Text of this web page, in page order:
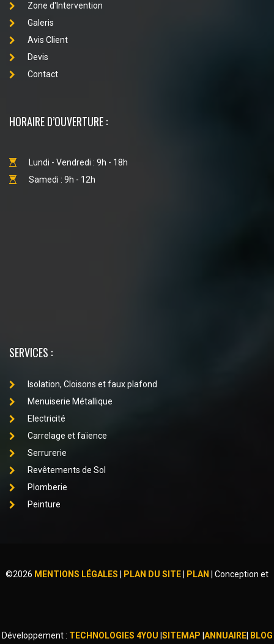
Zone d'Intervention
Galeris
Avis Client
Devis
Contact
HORAIRE D’OUVERTURE :
Lundi - Vendredi : 9h - 18h
Samedi : 9h - 12h
SERVICES :
Isolation, Cloisons et faux plafond
Menuiserie Métallique
Electricité
Carrelage et faïence
Serrurerie
Revêtements de Sol
Plomberie
Peinture
©2026 MENTIONS LÉGALES PLAN DU SITE PLAN Conception et
Développement : TECHNOLOGIES 4YOU SITEMAP ANNUAIRE| BLOG